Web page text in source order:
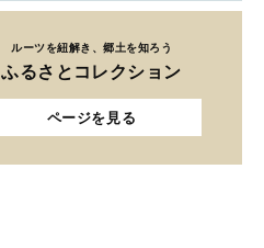
ルーツを紐解き、郷土を知ろう
ふるさとコレクション
ページを見る